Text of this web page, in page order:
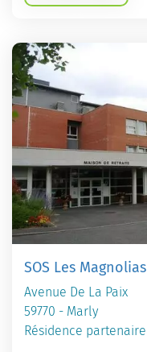
SOS Les Magnolias
Avenue De La Paix
59770 - Marly
Résidence partenaire